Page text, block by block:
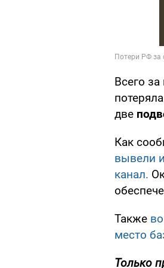
Всего
две
Как
вывели
канал.
Также
место
Только